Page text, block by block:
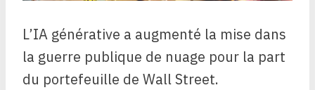
L’IA générative a augmenté la mise dans
la guerre publique de nuage pour la part
du portefeuille de Wall Street.